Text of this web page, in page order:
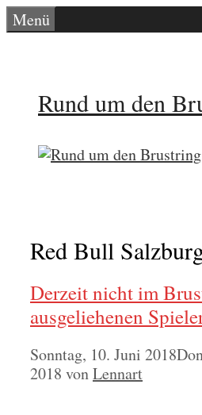
Zum
Inhalt
Menü
Rund um den
Red Bull
Derzeit nicht im
ausgeliehenen
Sonntag, 10. Juni 2018
2018 vonLennart